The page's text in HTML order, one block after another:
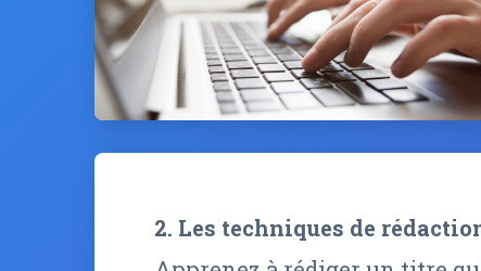
2. Les techniques de